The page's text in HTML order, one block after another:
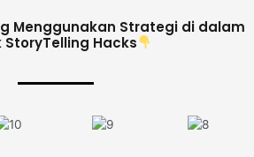
Menggunakan Strategi di dalam
StoryTelling Hacks